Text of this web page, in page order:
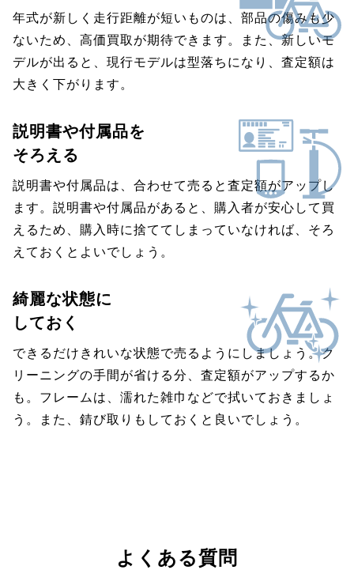
年式が新しく走行距離が短いものは、部品の傷みも少
ないため、高価買取が期待できます。また、新しいモ
デルが出ると、現行モデルは型落ちになり、査定額は
大きく下がります。
説明書や付属品を
そろえる
説明書や付属品は、合わせて売ると査定額がアップし
ます。説明書や付属品があると、購入者が安心して買
えるため、購入時に捨ててしまっていなければ、そろ
えておくとよいでしょう。
綺麗な状態に
しておく
できるだけきれいな状態で売るようにしましょう。ク
リーニングの手間が省ける分、査定額がアップするか
も。フレームは、濡れた雑巾などで拭いておきましょ
う。また、錆び取りもしておくと良いでしょう。
よくある質問